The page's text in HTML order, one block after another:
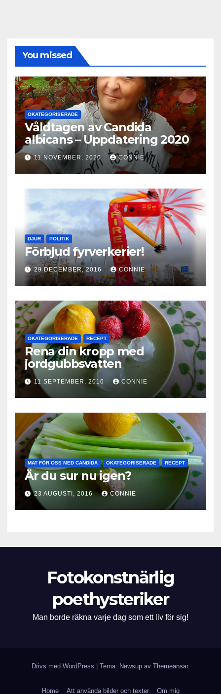
You missed
OKATEGORISERADE
Våldtagen av Candida
albicans – Uppdatering 2020
11 NOVEMBER, 2020 CONNIE
DJUR POLITIK
Förbjud fyrverkerier!
29 DECEMBER, 2016 CONNIE
OKATEGORISERADE RECEPT
Rena din kropp med
jordgubbsvatten
11 SEPTEMBER, 2016 CONNIE
MAT FÖR OSS MED CANDIDA OKATEGORISERADE RECEPT
Är du sur nu igen?
23 AUGUSTI, 2016 CONNIE
Fotokonstnärlig
poethysteriker
Man borde räkna varje dag som ett liv för sig!
Drivs med WordPress Tema: Newsup av Themeansar.
Home Att använda bilder och texter Om mig